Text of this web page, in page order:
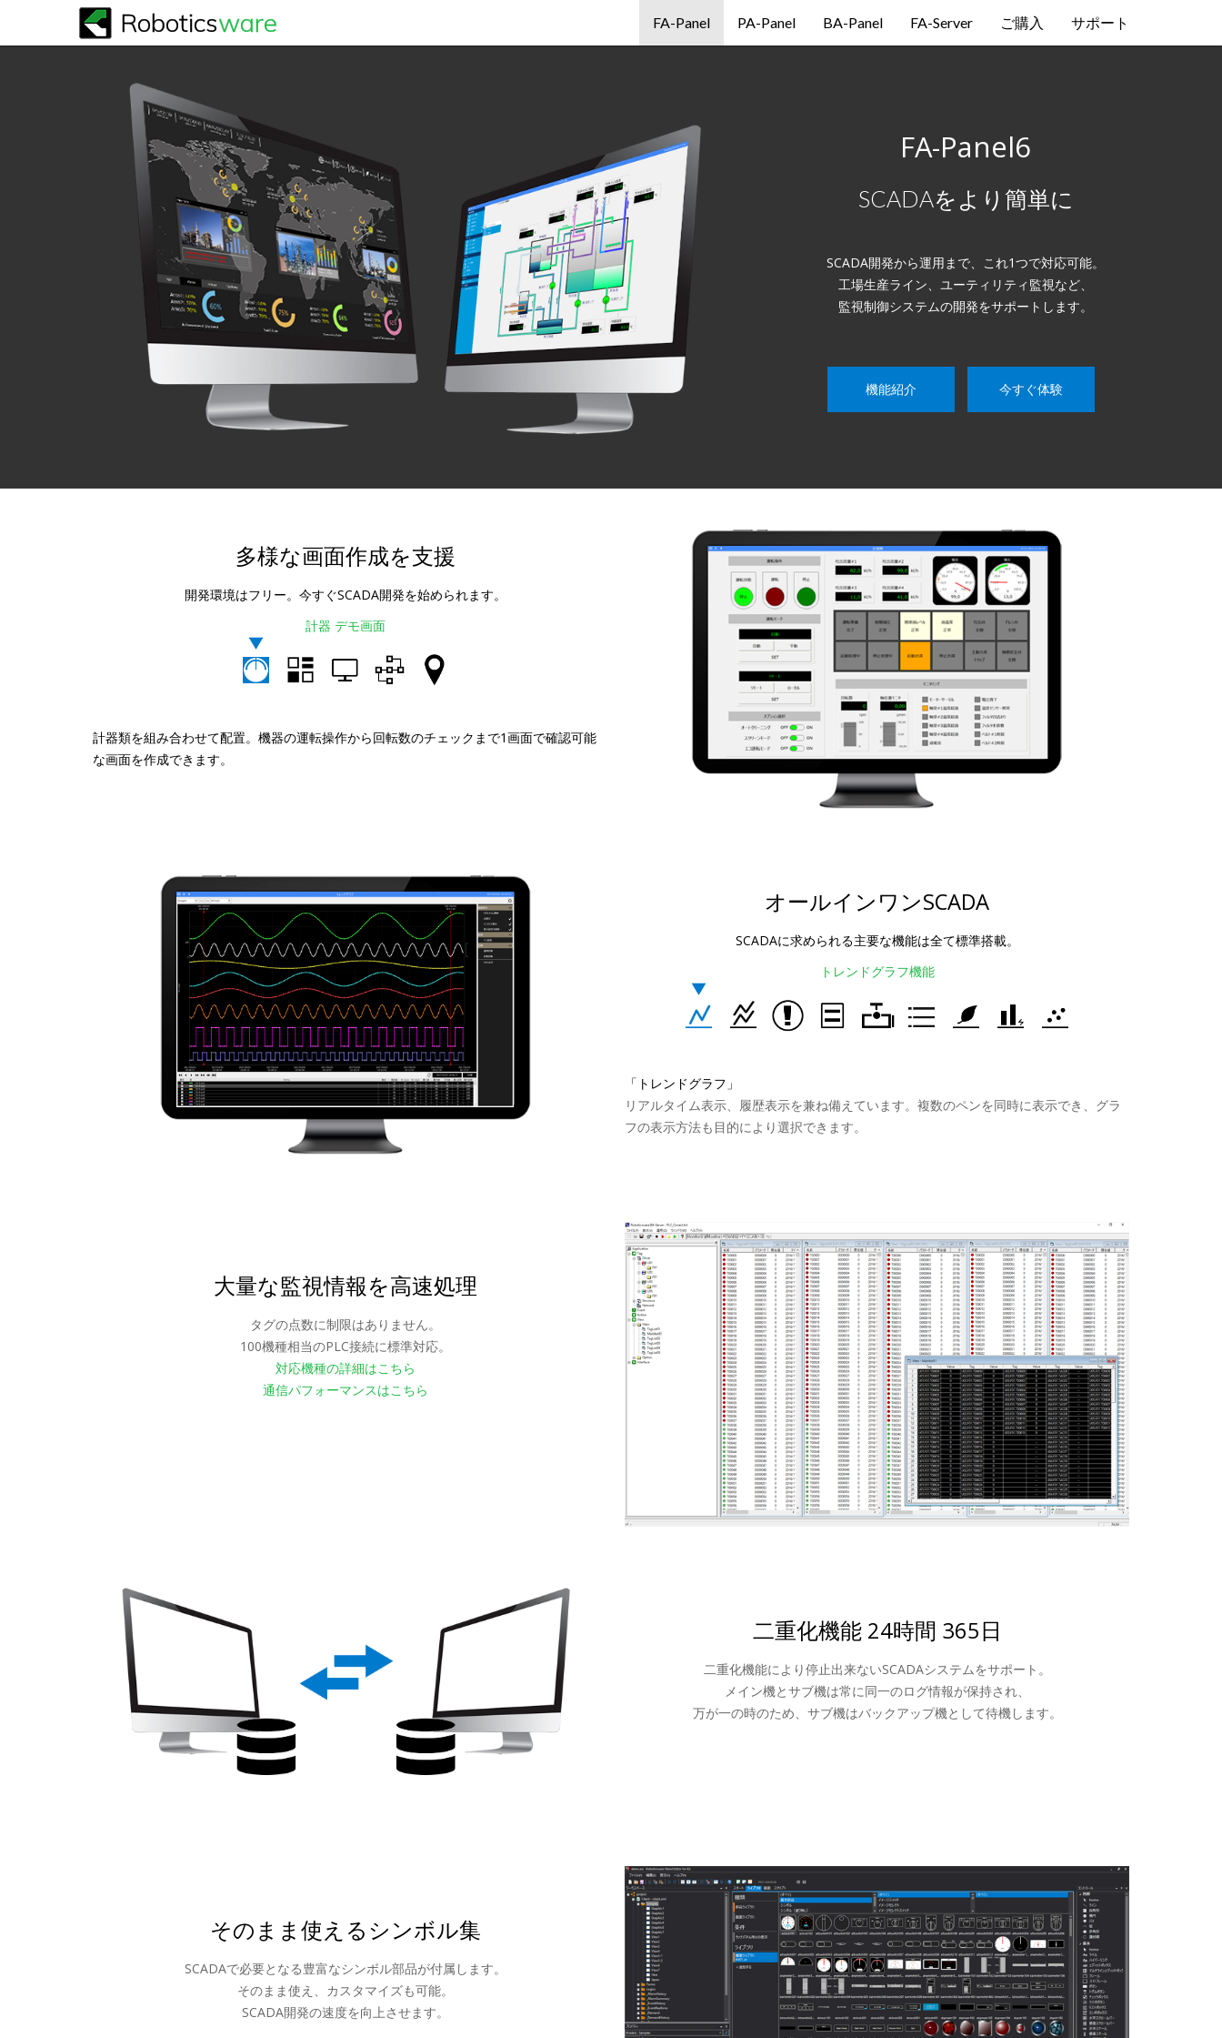
Roboticsware FA-Panel PA-Panel BA-Panel FA-Server ご購入 サポート
FA-Panel6
SCADAをより簡単に
SCADA開発から運用まで、これ1つで対応可能。
工場生産ライン、ユーティリティ監視など、
監視制御システムの開発をサポートします。
機能紹介 今すぐ体験
多様な画面作成を支援
開発環境はフリー。今すぐSCADA開発を始められます。
計器 デモ画面
計器類を組み合わせて配置。機器の運転操作から回転数のチェックまで1画面で確認可能
な画面を作成できます。
オールインワンSCADA
SCADAに求められる主要な機能は全て標準搭載。
トレンドグラフ機能
「トレンドグラフ」
リアルタイム表示、履歴表示を兼ね備えています。複数のペンを同時に表示でき、グラ
フの表示方法も目的により選択できます。
大量な監視情報を高速処理
タグの点数に制限はありません。
100機種相当のPLC接続に標準対応。
対応機種の詳細はこちら
通信パフォーマンスはこちら
二重化機能 24時間 365日
二重化機能により停止出来ないSCADAシステムをサポート。
メイン機とサブ機は常に同一のログ情報が保持され、
万が一の時のため、サブ機はバックアップ機として待機します。
そのまま使えるシンボル集
SCADAで必要となる豊富なシンボル部品が付属します。
そのまま使え、カスタマイズも可能。
SCADA開発の速度を向上させます。